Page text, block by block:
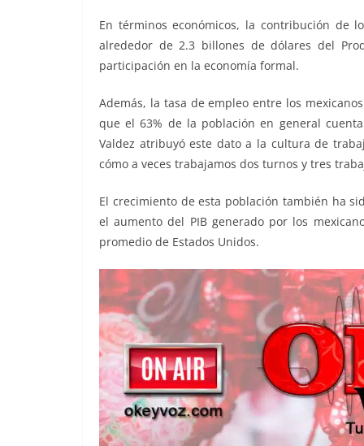
En términos económicos, la contribución de
alrededor de 2.3 billones de dólares del
participación en la economía formal.
Además, la tasa de empleo entre los
que el 63% de la población en general
Valdez atribuyó este dato a la cultura de
cómo a veces trabajamos dos turnos y tres
El crecimiento de esta población también ha
el aumento del PIB generado por los
promedio de Estados Unidos.